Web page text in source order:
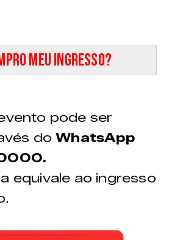
meu ingresso?
pode ser
doWhatsApp
equivale ao ingresso